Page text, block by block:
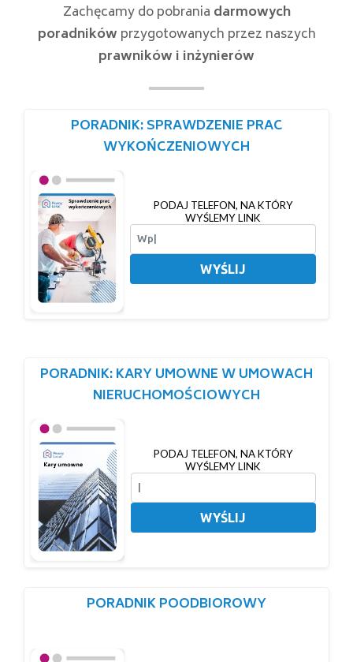
Zachęcamy do pobrania darmowych
poradników przygotowanych przez naszych
prawników i inżynierów
PORADNIK: SPRAWDZENIE PRAC
WYKOŃCZENIOWYCH
PODAJ TELEFON, NA KTÓRY
WYŚLEMY LINK
WYŚLIJ
PORADNIK: KARY UMOWNE W UMOWACH
NIERUCHOMOŚCIOWYCH
PODAJ TELEFON, NA KTÓRY
WYŚLEMY LINK
WYŚLIJ
PORADNIK POODBIOROWY